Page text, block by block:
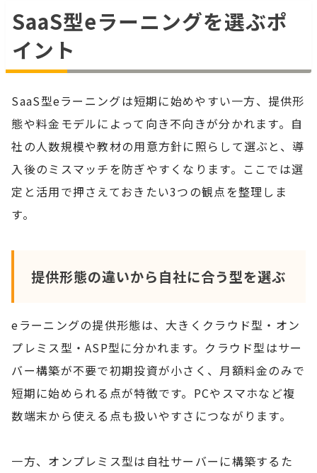
SaaS型eラーニングを選ぶポ
イント
SaaS型eラーニングは短期に始めやすい一方、提供形
態や料金モデルによって向き不向きが分かれます。自
社の人数規模や教材の用意方針に照らして選ぶと、導
入後のミスマッチを防ぎやすくなります。ここでは選
定と活用で押さえておきたい3つの観点を整理しま
す。
提供形態の違いから自社に合う型を選ぶ
eラーニングの提供形態は、大きくクラウド型・オン
プレミス型・ASP型に分かれます。クラウド型はサー
バー構築が不要で初期投資が小さく、月額料金のみで
短期に始められる点が特徴です。PCやスマホなど複
数端末から使える点も扱いやすさにつながります。
一方、オンプレミス型は自社サーバーに構築するた